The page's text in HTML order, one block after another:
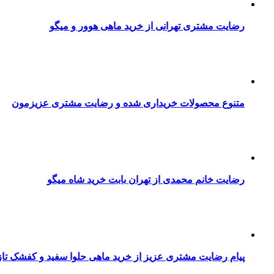
رضایت مشتری تهرانی از خرید ماهی هوور و میگو
متنوع محصولات خریداری شده و رضایت مشتری عزیزمون
رضایت خانم محمدی از تهران بابت خرید شاه میگو
پیام رضایت مشتری عزیز از خرید ماهی حلوا سفید و کفشک